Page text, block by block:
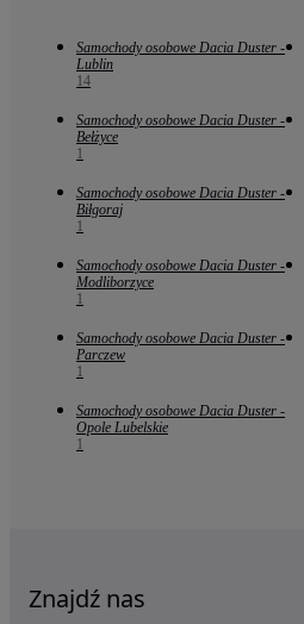
Samochody osobowe Dacia Duster -
Lublin
14
Samochody osobowe Dacia Duster -
Bełżyce
1
Samochody osobowe Dacia Duster -
Biłgoraj
1
Samochody osobowe Dacia Duster -
Modliborzyce
1
Samochody osobowe Dacia Duster -
Parczew
1
Samochody osobowe Dacia Duster -
Opole Lubelskie
1
Znajdź nas